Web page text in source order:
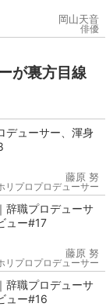
岡山天音
俳優
が裏方目線
デューサー、渾身
藤原 努
リプロプロデューサー
辞職プロデューサ
ュー#17
藤原 努
リプロプロデューサー
辞職プロデューサ
ュー#16